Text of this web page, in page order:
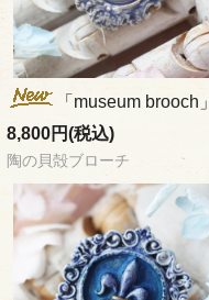
「museum brooch」
8,800円(税込)
陶の貝殻ブローチ